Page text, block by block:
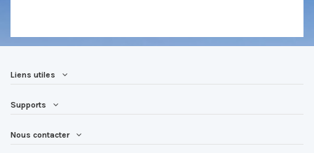
Liens utiles
Supports
Nous contacter